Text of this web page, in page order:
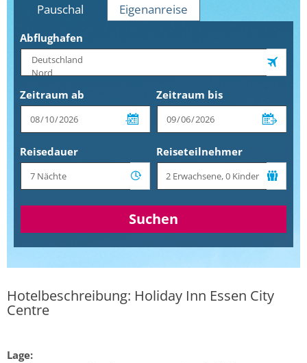
Pauschal Eigenanreise
Abflughafen
Zeitraum ab Zeitraum bis
Reisedauer Reiseteilnehmer
Suchen
Hotelbeschreibung: Holiday Inn Essen City
Centre
Lage: